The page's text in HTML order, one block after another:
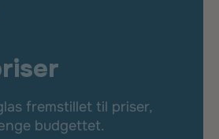
fremstillet til priser,
budgettet.